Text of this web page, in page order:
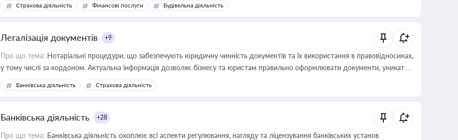
приватизації, оренди державного майна, корпоративних угод і перевірки статусу суб'єктів оціночної діяльності
Страхова діяльність Фінансові послуги Будівельна діяльність
Легалізація документів +9
Про що тема: Нотаріальні процедури, що забезпечують юридичну чинність документів та їх використання в правовідносинах,
у тому числі за кордоном. Актуальна інформація дозволяє бізнесу та юристам правильно оформлювати документи, уникати
ризиків недійсності та забезпечувати їх належне прийняття органами влади та контрагентами
Банківська діяльність Страхова діяльність
Банківська діяльність +28
Про що тема: Банківська діяльність охоплює всі аспекти регулювання, нагляду та ліцензування банківських установ